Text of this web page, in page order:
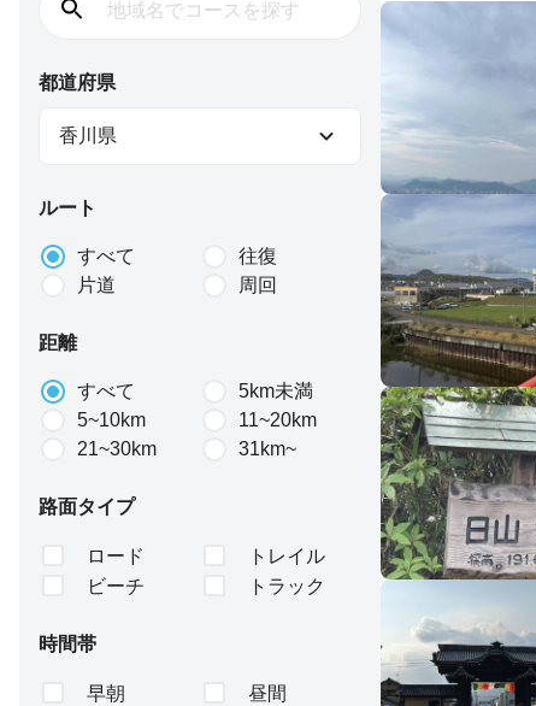
都道府県
香川県
ルート
すべて
往復
片道
周回
距離
すべて
5km未満
5~10km
11~20km
21~30km
31km~
路面タイプ
ロード
トレイル
ビーチ
トラック
時間帯
早朝
昼間